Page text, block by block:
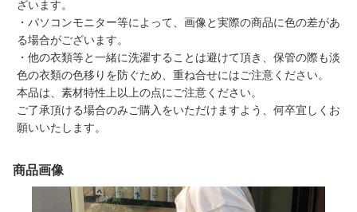
ざいます。
・パソコンモニター等によって、画像と実際の商品に色の差があ
る場合がございます。
・他の衣類等と一緒に洗濯することは避けて頂き、保管の際も淡
色の衣類の色移りを防ぐため、重ね合せにはご注意ください。
本品は、素材特性上以上の点にご注意ください。
ご了承頂ける場合のみご購入をいただけますよう、何卒宜しくお
願いいたします。
商品画像